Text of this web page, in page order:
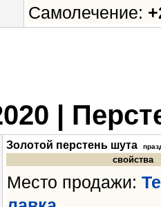
Самолечение:
|
Золотой перстень шута
свойства
Место продажи: